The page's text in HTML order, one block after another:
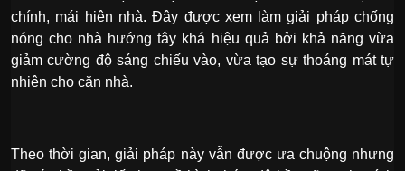
chính, mái hiên nhà. Đây được xem làm giải pháp chống
nóng cho nhà hướng tây khá hiệu quả bởi khả năng vừa
giảm cường độ sáng chiếu vào, vừa tạo sự thoáng mát tự
nhiên cho căn nhà.
Theo thời gian, giải pháp này vẫn được ưa chuộng nhưng